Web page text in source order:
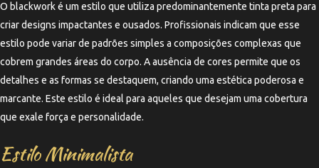
O blackwork é um estilo que utiliza predominantemente tinta preta para
criar designs impactantes e ousados. Profissionais indicam que esse
estilo pode variar de padrões simples a composições complexas que
cobrem grandes áreas do corpo. A ausência de cores permite que os
detalhes e as formas se destaquem, criando uma estética poderosa e
marcante. Este estilo é ideal para aqueles que desejam uma cobertura
que exale força e personalidade.
Estilo Minimalista